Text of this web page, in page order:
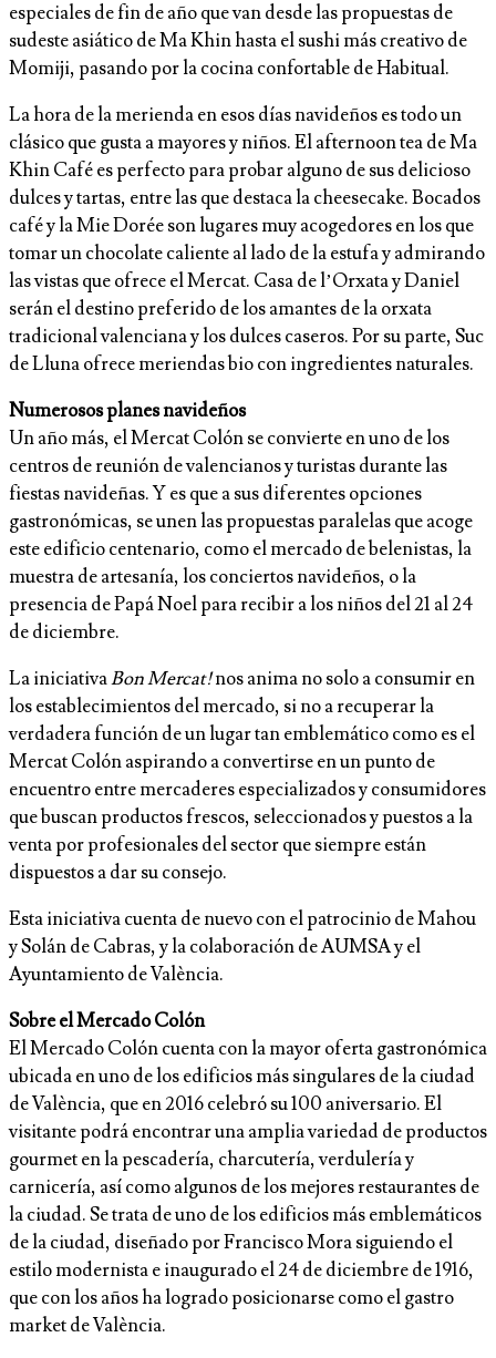
especiales de fin de año que van desde las propuestas de
sudeste asiático de Ma Khin hasta el sushi más creativo de
Momiji, pasando por la cocina confortable de Habitual.
La hora de la merienda en esos días navideños es todo un
clásico que gusta a mayores y niños. El afternoon tea de Ma
Khin Café es perfecto para probar alguno de sus delicioso
dulces y tartas, entre las que destaca la cheesecake. Bocados
café y la Mie Dorée son lugares muy acogedores en los que
tomar un chocolate caliente al lado de la estufa y admirando
las vistas que ofrece el Mercat. Casa de l’Orxata y Daniel
serán el destino preferido de los amantes de la orxata
tradicional valenciana y los dulces caseros. Por su parte, Suc
de Lluna ofrece meriendas bio con ingredientes naturales.
Numerosos planes navideños
Un año más, el Mercat Colón se convierte en uno de los
centros de reunión de valencianos y turistas durante las
fiestas navideñas. Y es que a sus diferentes opciones
gastronómicas, se unen las propuestas paralelas que acoge
este edificio centenario, como el mercado de belenistas, la
muestra de artesanía, los conciertos navideños, o la
presencia de Papá Noel para recibir a los niños del 21 al 24
de diciembre.
La iniciativaBon Mercat!nos anima no solo a consumir en
los establecimientos del mercado, si no a recuperar la
verdadera función de un lugar tan emblemático como es el
Mercat Colón aspirando a convertirse en un punto de
encuentro entre mercaderes especializados y consumidores
que buscan productos frescos, seleccionados y puestos a la
venta por profesionales del sector que siempre están
dispuestos a dar su consejo.
Esta iniciativa cuenta de nuevo con el patrocinio de Mahou
y Solán de Cabras, y la colaboración de AUMSA y el
Ayuntamiento de València.
Sobre el Mercado Colón
El Mercado Colón cuenta con la mayor oferta gastronómica
ubicada en uno de los edificios más singulares de la ciudad
de València, que en 2016 celebró su 100 aniversario. El
visitante podrá encontrar una amplia variedad de productos
gourmet en la pescadería, charcutería, verdulería y
carnicería, así como algunos de los mejores restaurantes de
la ciudad. Se trata de uno de los edificios más emblemáticos
de la ciudad, diseñado por Francisco Mora siguiendo el
estilo modernista e inaugurado el 24 de diciembre de 1916,
que con los años ha logrado posicionarse como el gastro
market de València.